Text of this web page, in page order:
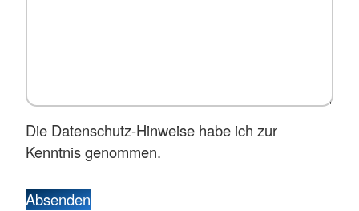
Die Datenschutz-Hinweise habe ich zur
Kenntnis genommen.
Absenden